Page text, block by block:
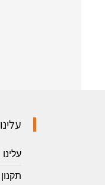
עלינו
עלינו
תקנון